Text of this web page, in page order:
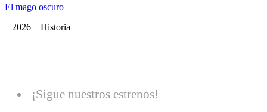
El mago oscuro
2026 Historia
¡Sigue nuestros estrenos!